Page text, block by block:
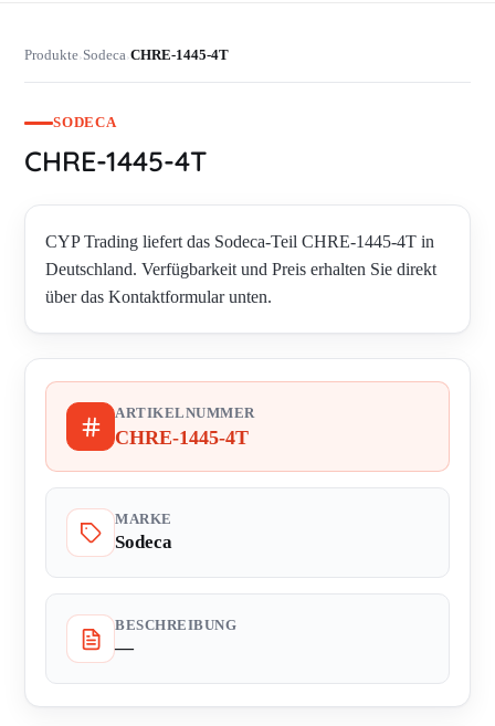
Produkte›Sodeca›CHRE-1445-4T
SODECA
CHRE-1445-4T
CYP Trading liefert das Sodeca-Teil CHRE-1445-4T in
Deutschland. Verfügbarkeit und Preis erhalten Sie direkt
über das Kontaktformular unten.
ARTIKELNUMMER
CHRE-1445-4T
MARKE
Sodeca
BESCHREIBUNG
—